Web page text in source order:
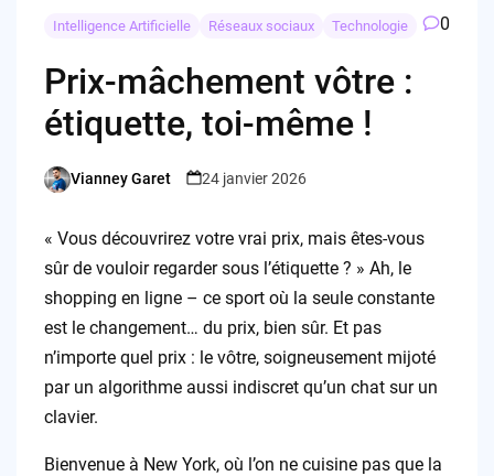
Intelligence Artificielle Réseaux sociaux Technologie 0
Prix-mâchement vôtre :
étiquette, toi-même !
Posted
Vianney Garet 24 janvier 2026
« Vous découvrirez votre vrai prix, mais êtes-vous
sûr de vouloir regarder sous l’étiquette ? » Ah, le
shopping en ligne – ce sport où la seule constante
est le changement… du prix, bien sûr. Et pas
n’importe quel prix : le vôtre, soigneusement mijoté
par un algorithme aussi indiscret qu’un chat sur un
clavier.
Bienvenue à New York, où l’on ne cuisine pas que la